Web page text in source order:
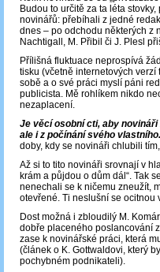
Budou to určitě za ta léta
novinářů: přebíhali z jedné
dnes – po odchodu některých z
Nachtigall, M. Přibil či J. Plesl
Přílišná fluktuace neprospívá
tisku (včetně internetových
sobě a o své práci myslí páni
publicista. Mě rohlíkem nikdo
nezaplacení.
Je věcí osobní cti, aby
ale i z počínání svého
doby, kdy se novináři chlubili
Až si to tito novináři srovnají v
krám a půjdou o dům dál“. Tak
nenechali se k ničemu zneužít,
otevřené. Ti neslušní se ocitnou
Dost možná i zbloudilý M.
dobře placeného poslancování
zase k novinářské práci, která
(článek o K. Gottwaldovi, který
pochybném podnikateli).